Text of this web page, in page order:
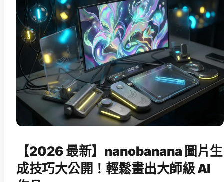
【2026 最新】nanobanana 圖片生
成技巧大公開！輕鬆畫出大師級 AI